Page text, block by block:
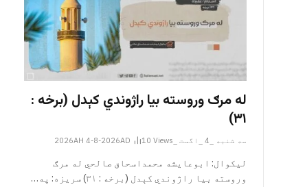
له مرګ وروسته بیا راژوندي کېدل (برخه :
۳۱)
سه شنبه _4 _اگست _2026AH 4-8-2026AD 10 Views
لیکوال: ابوعایشه محمداسحاق صالحي له مرګ
وروسته بیا راژوندي کېدل (برخه : ۳۱) سریزه: په…